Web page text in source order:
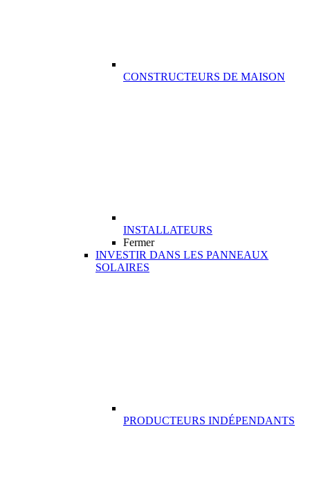
CONSTRUCTEURS DE MAISON
INSTALLATEURS
Fermer
INVESTIR DANS LES PANNEAUX
SOLAIRES
PRODUCTEURS INDÉPENDANTS